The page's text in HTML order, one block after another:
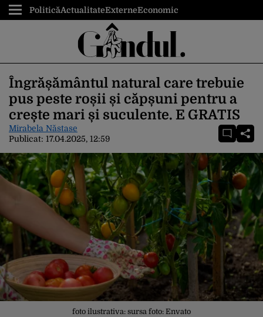
PoliticăActualitateExterneEconomic
Îngrășământul natural care trebuie
pus peste roșii și căpșuni pentru a
crește mari și suculente. E GRATIS
Mirabela Năstase
Publicat: 17.04.2025, 12:59
foto ilustrativa: sursa foto: Envato